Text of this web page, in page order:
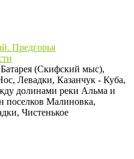
Предгорья
(Скифский мыс),
Левадки, Казанчук - Куба,
долинами реки Альма и
поселков Малиновка,
Чистенькое